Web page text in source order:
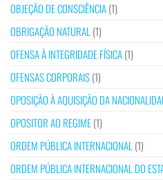
OBJEÇÃO DE CONSCIÊNCIA(1)
OBRIGAÇÃO NATURAL(1)
OFENSA À INTEGRIDADE FÍSICA(1)
OFENSAS CORPORAIS(1)
OPOSIÇÃO À AQUISIÇÃO DA
OPOSITOR AO REGIME(1)
ORDEM PÚBLICA INTERNACIONAL(1)
ORDEM PÚBLICA INTERNACIONAL DO